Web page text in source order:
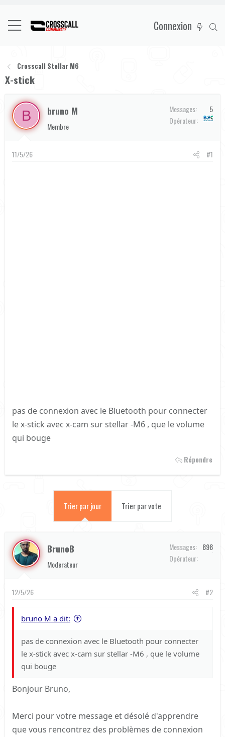
Connexion
Crosscall Stellar M6
X-stick
B bruno M
Membre
Messages
5
Opérateur
11/5/26 #1
pas de connexion avec le Bluetooth pour connecter
le x-stick avec x-cam sur stellar -M6 , que le volume
qui bouge
Répondre
Trier par jour Trier par vote
BrunoB
Moderateur
Messages
898
Opérateur
12/5/26 #2
bruno M a dit:
pas de connexion avec le Bluetooth pour connecter
le x-stick avec x-cam sur stellar -M6 , que le volume
qui bouge
Bonjour Bruno,
Merci pour votre message et désolé d'apprendre
que vous rencontrez des problèmes de connexion